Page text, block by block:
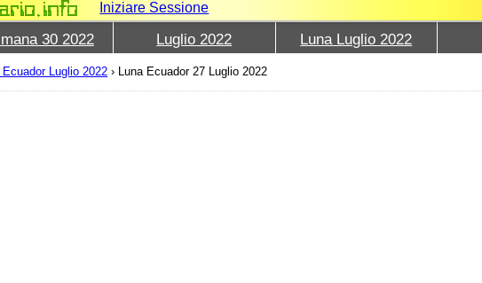
Iniziare Sessione
30 2022 Luglio 2022 Luna Luglio 2022
Ecuador Luglio 2022 › Luna Ecuador 27 Luglio 2022